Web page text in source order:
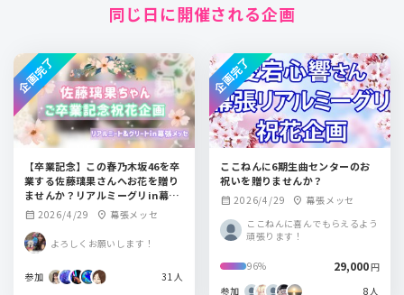
同じ日に開催される企画
【卒業記念】この春乃木坂46を卒
業する佐藤璃果さんへお花を贈り
ませんか？リアルミーグリin幕張
メッセ
calendar_month 2026/4/29 location_on 幕張メッセ
よろしくお願いします！
参加 31人
企画完了
ここねんに6期生曲センターのお
祝いを贈りませんか？
calendar_month 2026/4/29 location_on 幕張メッセ
ここねんに喜んでもらえるよう
頑張ります！
96% 29,000円
参加
8人
企画完了